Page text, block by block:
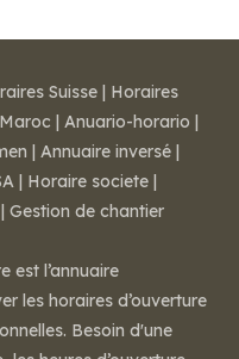
Suisse | Horaires
| Anuario-horario |
| Annuaire inversé |
| Horaire societe |
| Gestion de chantier
est l’annuaire
les horaires d’ouverture
Besoin d'une